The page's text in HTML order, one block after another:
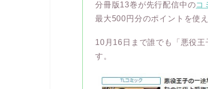
分冊版13巻が先行配信中のコ
最大500円分のポイントを使
10月16日まで誰でも「悪役
す。